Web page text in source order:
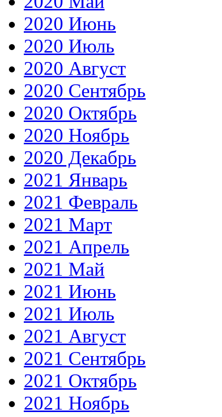
2020 Июнь
2020 Июль
2020 Август
2020 Сентябрь
2020 Октябрь
2020 Ноябрь
2020 Декабрь
2021 Январь
2021 Февраль
2021 Март
2021 Апрель
2021 Май
2021 Июнь
2021 Июль
2021 Август
2021 Сентябрь
2021 Октябрь
2021 Ноябрь